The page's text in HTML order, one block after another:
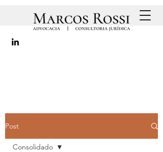
Post
Consolidado